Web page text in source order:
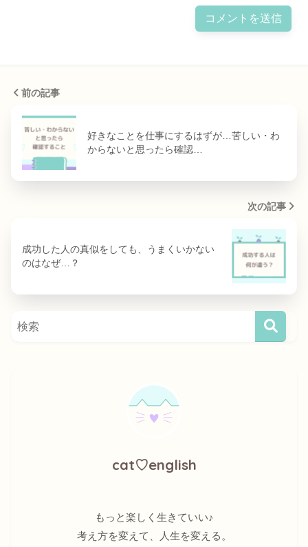
前の記事
好きなことを仕事にするはずが…苦しい・わ
からないと思ったら確認…
次の記事
成功した人の真似をしても、うまくいかない
のはなぜ…？
cat♡english
もっと楽しく生きていい♪
考え方を変えて、人生を変える。